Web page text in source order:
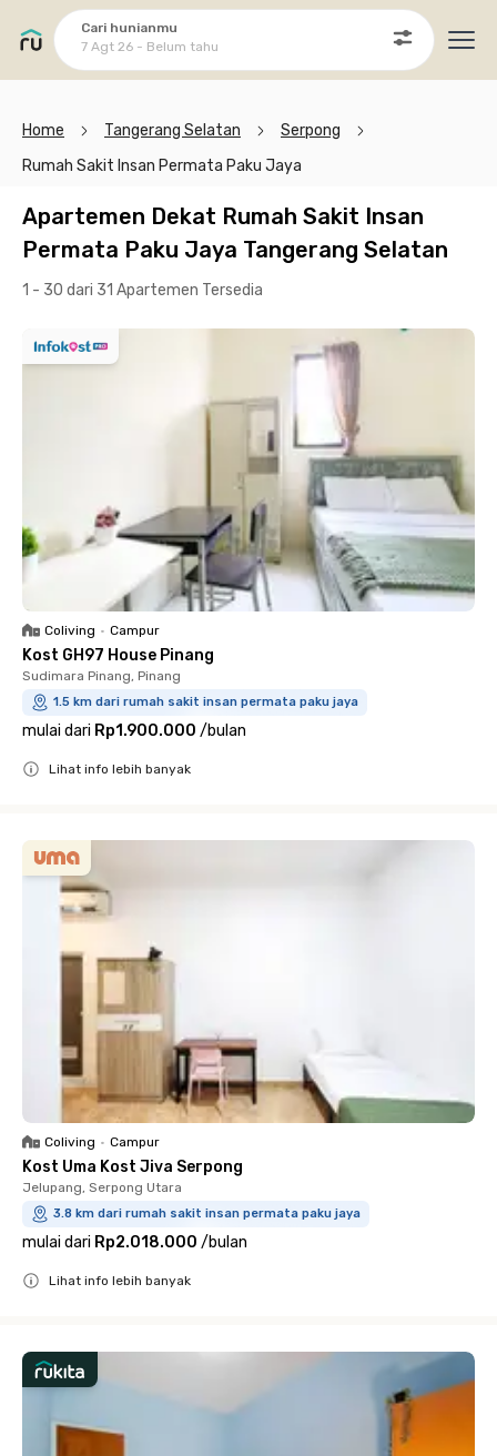
Cari hunianmu
7 Agt 26 - Belum tahu
Home Tangerang Selatan
Serpong
Rumah Sakit Insan Permata Paku Jaya
Apartemen Dekat Rumah Sakit Insan
Permata Paku Jaya Tangerang Selatan
1 - 30 dari 31 Apartemen Tersedia
Coliving • Campur
Kost GH97 House Pinang
Sudimara Pinang, Pinang
1.5 km dari rumah sakit insan permata paku jaya
mulai dari Rp1.900.000 /bulan
Lihat info lebih banyak
Coliving • Campur
Kost Uma Kost Jiva Serpong
Jelupang, Serpong Utara
3.8 km dari rumah sakit insan permata paku jaya
mulai dari Rp2.018.000 /bulan
Lihat info lebih banyak